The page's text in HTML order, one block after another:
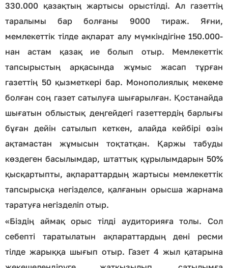
330.000 қазақтың жартысы орыстілді. Ал газеттің
таралымы бар болғаны 9000 тираж. Яғни,
мемлекеттік тілде ақпарат алу мүмкіндігіне 150.000-
нан астам қазақ ие болып отыр. Мемлекеттік
тапсырыстың арқасында жұмыс жасап тұрған
газеттің 50 қызметкері бар. Монополиялық мекеме
болған соң газет сатылуға шығарылған. Қостанайда
шығатын облыстық деңгейдегі газеттердің барлығы
бұған дейін сатылып кеткен, алайда кейбірі өзін
ақтамастан жұмысын тоқтатқан. Қаржы табуды
көздеген басылымдар, штаттық құрылымдарын 50%
қысқартыпты, ақпараттардың жартысы мемлекеттік
тапсырысқа негізделсе, қалғанын орысша жарнама
таратуға негізделіп отыр.
«Біздің аймақ орыс тілді аудиторияға толы. Сол
себепті таратылатын ақпараттардың дені ресми
тілде жарыққа шығып отыр. Газет 4 жыл қатарына